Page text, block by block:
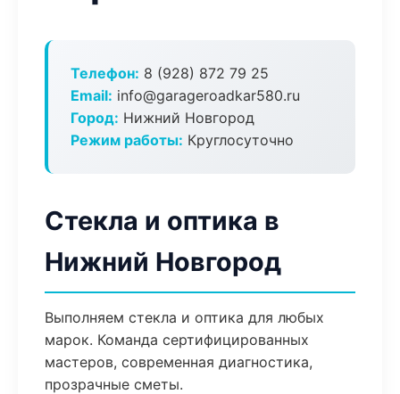
Телефон: 8 (928) 872 79 25
Email: info@garageroadkar580.ru
Город: Нижний Новгород
Режим работы: Круглосуточно
Стекла и оптика в
Нижний Новгород
Выполняем стекла и оптика для любых
марок. Команда сертифицированных
мастеров, современная диагностика,
прозрачные сметы.